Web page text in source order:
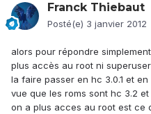
Franck Thiebaut
Posté(e) 3 janvier 2012
alors pour répondre
plus accès au root ni
la faire passer en hc 3.0.1 et
vue que les roms sont hc 3.2
on a plus acces au root est ce